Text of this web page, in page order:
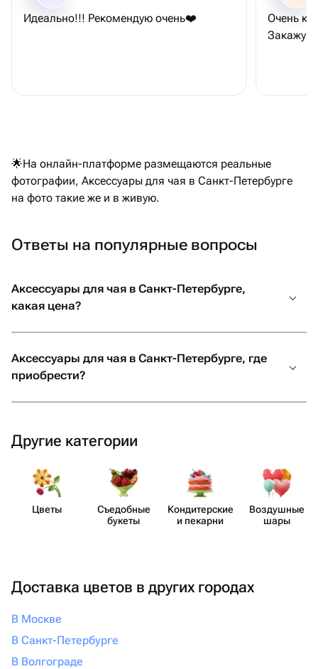
Идеально!!! Рекомендую очень❤️
Очень
Закажу
🌟На онлайн-платформе размещаются реальные
фотографии, Аксессуары для чая в Санкт-Петербурге
на фото такие же и в живую.
Ответы на популярные вопросы
Аксессуары для чая в Санкт-Петербурге,
какая цена?
Аксессуары для чая в Санкт-Петербурге, где
приобрести?
Другие категории
Цветы
Съедобные
букеты
Кондит​ерские
и пекарни
Воздушные
шары
Доставка цветов в других городах
В Москве
В Санкт-Петербурге
В Волгограде